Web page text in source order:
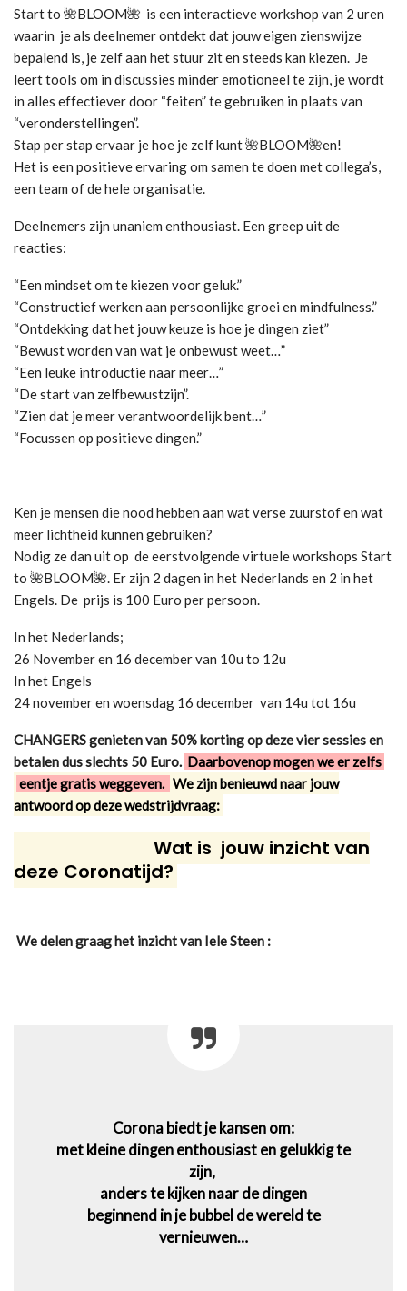
Start to 🌺BLOOM🌺 is een interactieve workshop van 2 uren
waarin je als deelnemer ontdekt dat jouw eigen zienswijze
bepalend is, je zelf aan het stuur zit en steeds kan kiezen. Je
leert tools om in discussies minder emotioneel te zijn, je wordt
in alles effectiever door “feiten” te gebruiken in plaats van
“veronderstellingen”.
Stap per stap ervaar je hoe je zelf kunt 🌺BLOOM🌺en!
Het is een positieve ervaring om samen te doen met collega’s,
een team of de hele organisatie.
Deelnemers zijn unaniem enthousiast. Een greep uit de
reacties:
“Een mindset om te kiezen voor geluk.”
“Constructief werken aan persoonlijke groei en mindfulness.”
“Ontdekking dat het jouw keuze is hoe je dingen ziet”
“Bewust worden van wat je onbewust weet…”
“Een leuke introductie naar meer…”
“De start van zelfbewustzijn”.
“Zien dat je meer verantwoordelijk bent…”
“Focussen op positieve dingen.”
Ken je mensen die nood hebben aan wat verse zuurstof en wat
meer lichtheid kunnen gebruiken?
Nodig ze dan uit op de eerstvolgende virtuele workshops Start
to 🌺BLOOM🌺. Er zijn 2 dagen in het Nederlands en 2 in het
Engels. De prijs is 100 Euro per persoon.
In het Nederlands;
26 November en 16 december van 10u to 12u
In het Engels
24 november en woensdag 16 december van 14u tot 16u
CHANGERS genieten van 50% korting op deze vier sessies en
betalen dus slechts 50 Euro. Daarbovenop mogen we er zelfs
eentje gratis weggeven. We zijn benieuwd naar jouw
antwoord op deze wedstrijdvraag:
Wat is jouw inzicht van
deze Coronatijd?
We delen graag het inzicht van Iele Steen :
Corona biedt je kansen om:
met kleine dingen enthousiast en gelukkig te
zijn,
anders te kijken naar de dingen
beginnend in je bubbel de wereld te
vernieuwen…